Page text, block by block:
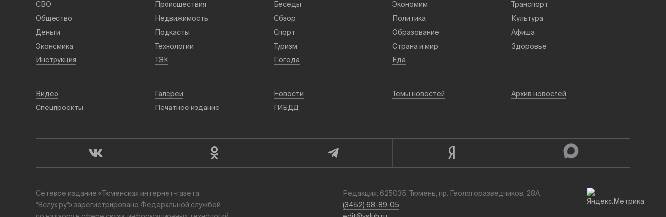
СВО Происшествия Беседы Экономим
Транспорт
Общество
Недвижимость Обзор Политика
Культура
Деньги
Подкасты Спорт Образование
Афиша
Экономика
Технологии Туризм Страна и мир
Здоровье
Инструкция
ТЭК Погода Еда
Видео Галереи Новости Темы новостей
Архив новостей
Спецпроекты
Печатное издание ГИБДД
Сетевое издание «Тюменская интернет-газета
"Вслух.ру"» зарегистрировано Федеральной службой
Редакция: 625035, Тюмень, пр. Геологоразведчиков, 28А
(3452) 68-89-05